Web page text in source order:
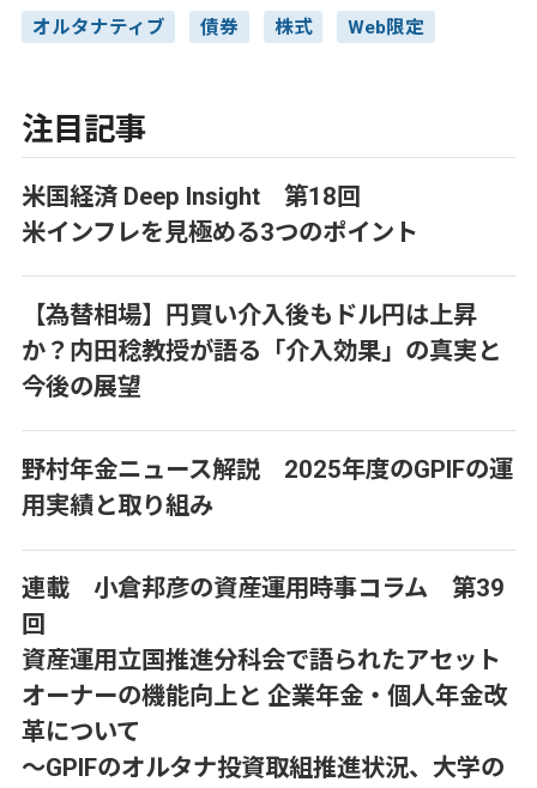
オルタナティブ 債券 株式 Web限定
注目記事
米国経済 Deep Insight 第18回
米インフレを見極める3つのポイント
【為替相場】円買い介入後もドル円は上昇
か？内田稔教授が語る「介入効果」の真実と
今後の展望
野村年金ニュース解説 2025年度のGPIFの運
用実績と取り組み
連載 小倉邦彦の資産運用時事コラム 第39
回
資産運用立国推進分科会で語られたアセット
オーナーの機能向上と 企業年金・個人年金改
革について
～GPIFのオルタナ投資取組推進状況、大学の